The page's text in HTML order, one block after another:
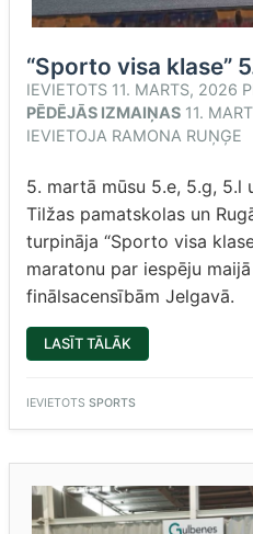
“Sporto visa klase”
IEVIETOTS 11. MARTS, 2026
PĒDĒJĀS IZMAIŅAS 11.
IEVIETOJA RAMONA RUŅĢE
5. martā mūsu 5.e, 5.g, 5.l
Tilžas pamatskolas un
turpināja “Sporto visa
maratonu par iespēju
finālsacensībām Jelgavā.
LASĪT TĀLĀK
VISA
SACENSĪBAS”
IEVIETOTS SPORTS